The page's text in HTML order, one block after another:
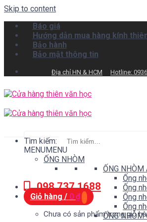
Skip to content
Báo giá
Hướng dẫn mua hàng kính
Bảo hành
Bảo mật thông tin
Địa chỉ HN & HCM Hotline:
Tìm kiếm:
098.737.1688
Giỏ hàng / 0 ₫
Chưa có sản phẩm trong giỏ
MENUMENU
ỐNG NHÒM
ỐNG NHÒM
Ống
Ống
Ống
Ống
ỐNG NHÒM